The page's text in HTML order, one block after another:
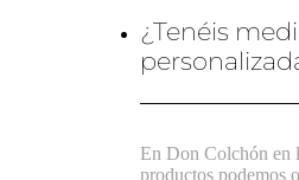
¿Tenéis
En Don Colchón en
productos podemos